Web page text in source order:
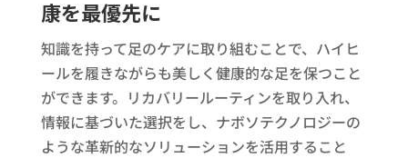
康を最優先に
知識を持って足のケアに取り組むことで、ハイヒ
ールを履きながらも美しく健康的な足を保つこと
ができます。リカバリールーティンを取り入れ、
情報に基づいた選択をし、ナボソテクノロジーの
ような革新的なソリューションを活用すること